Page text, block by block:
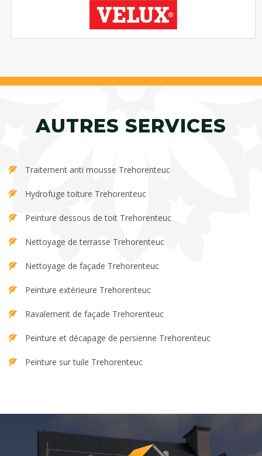
AUTRES SERVICES
Traitement anti mousse Trehorenteuc
Hydrofuge toiture Trehorenteuc
Peinture dessous de toit Trehorenteuc
Nettoyage de terrasse Trehorenteuc
Nettoyage de façade Trehorenteuc
Peinture extérieure Trehorenteuc
Ravalement de façade Trehorenteuc
Peinture et décapage de persienne Trehorenteuc
Peinture sur tuile Trehorenteuc